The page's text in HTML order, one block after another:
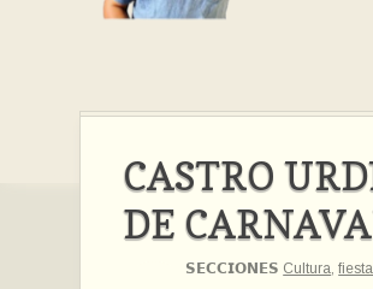
CASTRO
DE
𝗦𝗘𝗖𝗖𝗜𝗢𝗡𝗘𝗦 Cultura,